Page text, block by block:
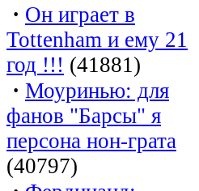
· Он играет в
Tottenham и ему 21
год !!! (41881)
· Моуринью: для
фанов "Барсы" я
персона нон-грата
(40797)